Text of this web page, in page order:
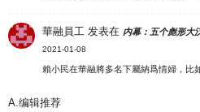
華融員工 发表在 内幕：五个彪形大
2021-01-08
賴小民在華融將多名下屬納爲情婦，比
A.编辑推荐